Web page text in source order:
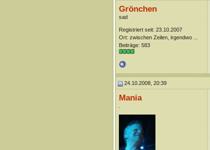
Grönchen
sad
Registriert seit: 23.10.2007
Ort: zwischen Zeilen, irgendwo ...
Beiträge: 583
24.10.2008, 20:39
Mania